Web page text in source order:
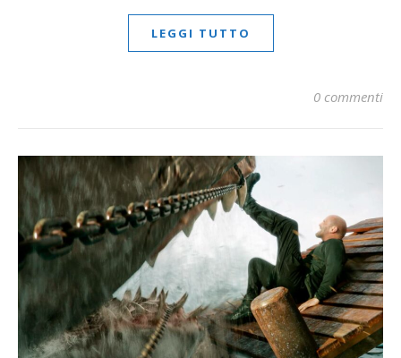
LEGGI TUTTO
0 commenti